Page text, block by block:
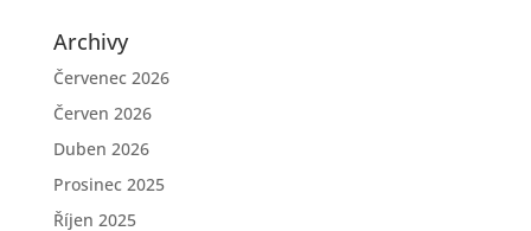
Archivy
Červenec 2026
Červen 2026
Duben 2026
Prosinec 2025
Říjen 2025